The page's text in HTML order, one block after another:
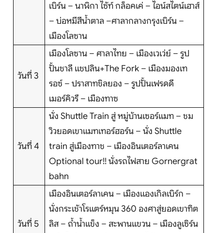
เบิร์น – นาฬิกา ไซ้ท์ กล็อคเค่ – ไอน์สไตน์เฮาส์
– บ่อหมีสีน้ำตาล –ศาลากลางกรุงเบิร์น –
เมืองโลซาน
วันที่ 3
เมืองโลซาน – ศาลาไทย – เมืองเวเว่ย์ – รูป
ปั้นชาลี แชปลิน+The Fork – เมืองมองเท
รอซ์ – ปราสาทชิลยอง – รูปปั้นเฟรดดี
เมอร์คิวรี – เมืองทาซ
วันที่ 4
นั่ง Shuttle Train สู่ หมู่บ้านเซอร์แมท – ชม
วิวยอดเขาแมทเทอร์ฮอร์น – นั่ง Shuttle
train สู่เมืองทาช – เมืองอินเตอร์ลาเคน
Optional tour!! นั่งรถไฟสาย Gornergrat
bahn
วันที่ 5
เมืองอินเตอร์ลาเคน – เมืองแองเกิลเบิร์ก –
นั่งกระเช้าโรแตร์หมุน 360 องศาสู่ยอดเขาทิต
ลิส – ถ้ำน้ำแข็ง – สะพานแขวน – เมืองลูเซิร์น